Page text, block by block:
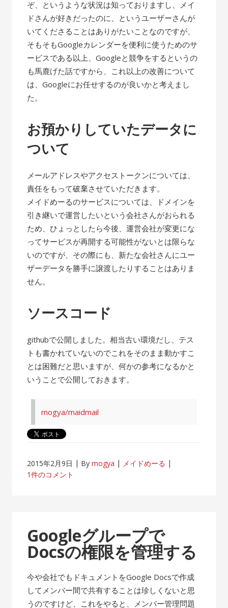
ぞ、というような状況は知っておりますし、メイ
ドさんが好きだったのに、というユーザーさんが
いてくださることはありがたいことなのですが、
そもそもGoogleカレンダーを便利に使うためのサ
ービスである以上、Googleと競争をするというの
も馬鹿げた話ですから、これ以上の改善について
は、Googleにお任せするのが良いかと考えまし
た。
お預かりしていたデータに
ついて
メールアドレスやアクセストークンについては、
責任をもって破棄させていただきます。
メイドめーるのサービスについては、ドメインを
引き継いで運営したいという会社さんがおられる
ため、ひょっとしたら今後、運営会社が変更にな
ってサービスが再開する可能性がないとは限らな
いのですが、その際にも、新たな会社さんにユー
ザーデータを勝手に譲渡したりすることはありま
せん。
ソースコード
githubで公開しました。相当古い環境だし、テス
トも書かれていないのでこれをそのまま動かすこ
とは困難だと思いますが、何かの参考になるかと
いうことで公開しておきます。
mogya/maidmail
2015年2月9日 Bymogya
メイドめーる
1件のコメント
Googleグループで
Docsの権限を管理する
今や会社でもドキュメントをGoogle Docsで作成
してメンバー間で共有することは珍しくないと思
うのですけど、これをやると、メンバー管理問題